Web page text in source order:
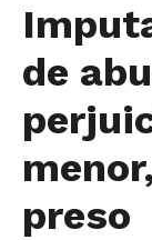
de
preso